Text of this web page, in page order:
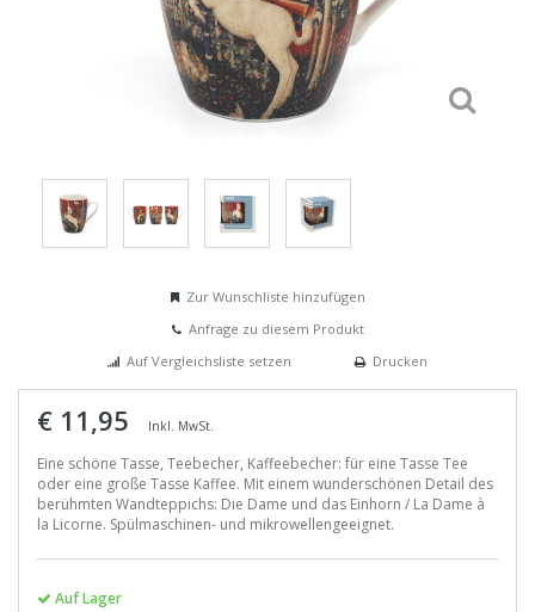
Zur Wunschliste hinzufügen
Anfrage zu diesem Produkt
Auf Vergleichsliste setzen
Drucken
€ 11,95 Inkl. MwSt.
Eine schöne Tasse, Teebecher, Kaffeebecher: für eine Tasse Tee
oder eine große Tasse Kaffee. Mit einem wunderschönen Detail des
berühmten Wandteppichs: Die Dame und das Einhorn / La Dame à
la Licorne. Spülmaschinen- und mikrowellengeeignet.
Auf Lager